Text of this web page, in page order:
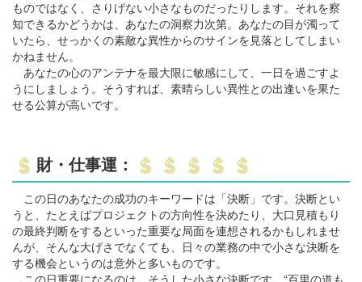
ものではなく、さりげない小さなものだったりします。それを察
知できるかどうかは、あなたの洞察力次第。あなたの目が濁って
いたら、せっかくの素敵な異性からのサインを見落としてしまい
かねません。
あなたの心のアンテナを最大限に敏感にして、一日を過ごすよ
うにしましょう。そうすれば、素晴らしい異性との出逢いを果た
せる公算が高いです。
財・仕事運：
この日のあなたの成功のキーワードは「決断」です。決断とい
うと、たとえばプロジェクトの方向性を決めたり、大口見積もり
の最終判断をするといった重要な局面を連想されるかもしれませ
んが、そんな大げさでなくても、日々の業務の中で小さな決断を
する機会というのは意外と多いものです。
この日重要になるのは、そうした小さな決断です。“百里の道も